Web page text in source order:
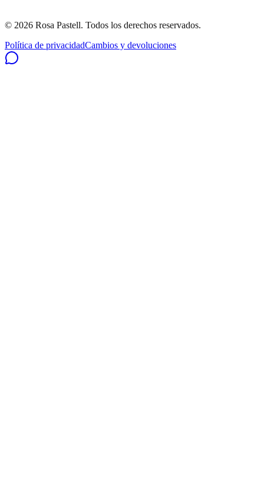
© 2026 Rosa Pastell. Todos los derechos reservados.
Política de privacidadCambios y devoluciones